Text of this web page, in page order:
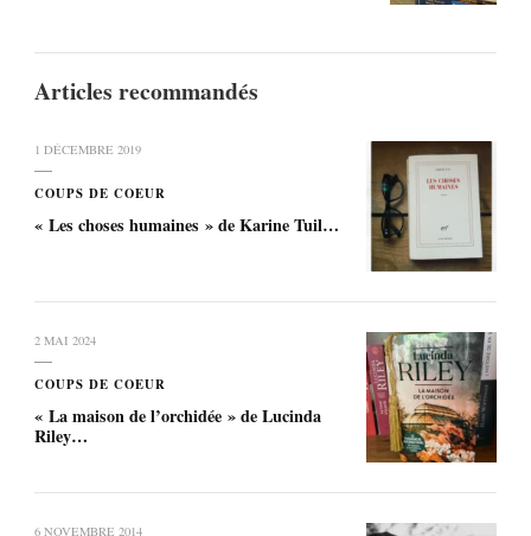
Articles recommandés
1 DÉCEMBRE 2019
COUPS DE COEUR
« Les choses humaines » de Karine Tuil…
2 MAI 2024
COUPS DE COEUR
« La maison de l’orchidée » de Lucinda
Riley…
6 NOVEMBRE 2014